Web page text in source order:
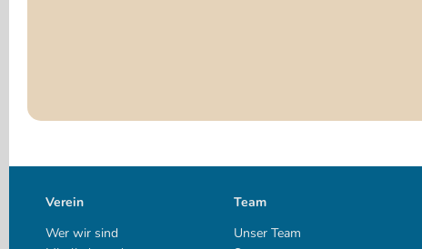
Verein
Wer wir sind
Team
Unser Team